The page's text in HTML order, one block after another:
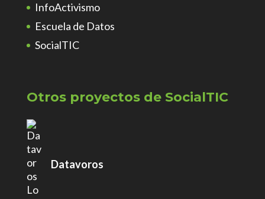
InfoActivismo
Escuela de Datos
SocialTIC
Otros proyectos de SocialTIC
Datavoros